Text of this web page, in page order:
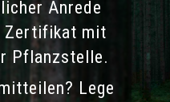
Anrede
Zertifikat mit
Pflanzstelle.
Lege